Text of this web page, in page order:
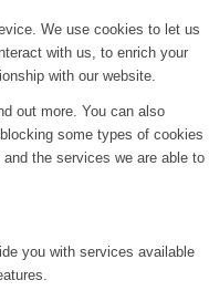
We use cookies to let us
with us, to enrich your
with our website.
out more. You can also
some types of cookies
the services we are able to
you with services available